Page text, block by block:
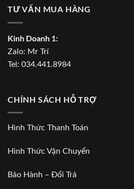
TƯ VẤN MUA HÀNG
Kinh Doanh 1:
Zalo: Mr Trí
Tel: 034.441.8984
CHÍNH SÁCH HỖ TRỢ
Hình Thức Thanh Toán
Hình Thức Vận Chuyển
Bảo Hành – Đổi Trả